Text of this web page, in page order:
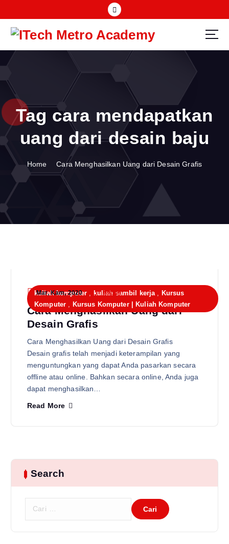
t
t
t
Tag cara mendapatkan
uang dari desain baju
Home Cara Menghasilkan Uang dari Desain Grafis
kuliah komputer kuliah sambil kerja
Kursus
Komputer
Kursus Komputer | Kuliah Komputer
Mar, Kam, 2020 admin
Cara Menghasilkan Uang dari
Desain Grafis
Cara Menghasilkan Uang dari Desain Grafis
Desain grafis telah menjadi keterampilan yang
menguntungkan yang dapat Anda pasarkan secara
offline atau online. Bahkan secara online, Anda juga
dapat menghasilkan…
Read More
Search